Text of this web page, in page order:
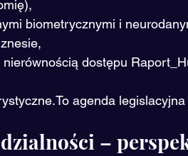
biometrycznymi i
dostępu
agenda
–